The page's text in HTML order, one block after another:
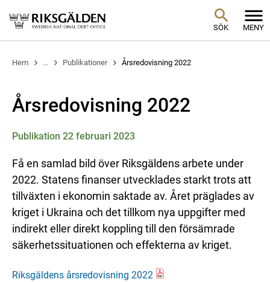
SÖK MENY
Hem ... Publikationer Årsredovisning 2022
Årsredovisning 2022
Publikation 22 februari 2023
Få en samlad bild över Riksgäldens arbete under
2022. Statens finanser utvecklades starkt trots att
tillväxten i ekonomin saktade av. Året präglades av
kriget i Ukraina och det tillkom nya uppgifter med
indirekt eller direkt koppling till den försämrade
säkerhetssituationen och effekterna av kriget.
Riksgäldens årsredovisning 2022